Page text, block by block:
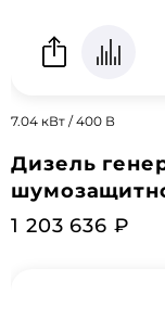
7.04 кВт / 400 В
Дизель
1 203 636 ₽